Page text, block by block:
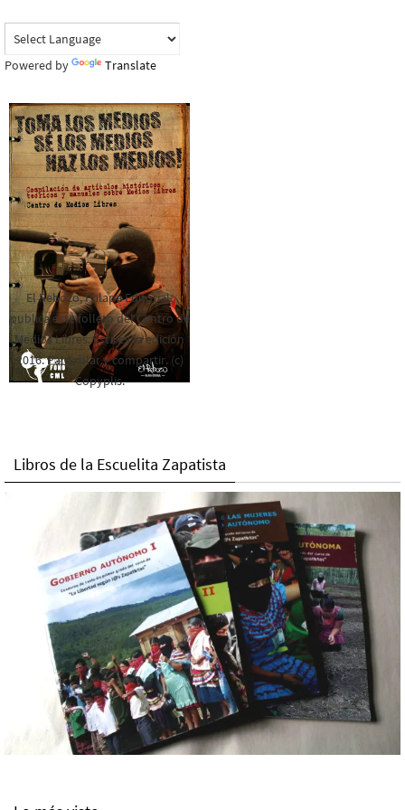
Powered by Translate
El Rebozo, Palapa Editorial,
publica este folleto del Centro de
Medios Libres. Esta es la edición
2016. Para rolar y compartir. (c)
Copyplis.
Libros de la Escuelita Zapatista